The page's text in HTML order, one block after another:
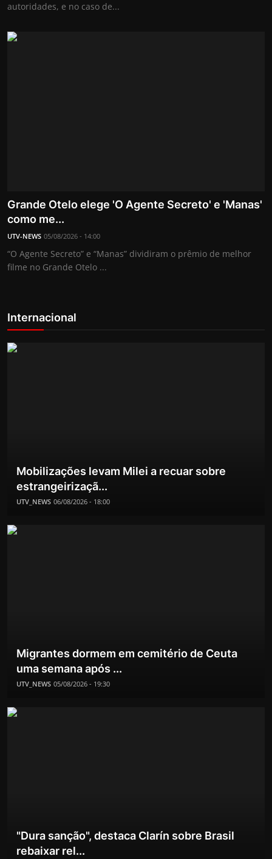
autoridades, e no caso de...
Grande Otelo elege 'O Agente Secreto' e 'Manas'
como me...
UTV-NEWS 05/08/2026 - 14:00
“O Agente Secreto” e “Manas” dividiram o prêmio de melhor
filme no Grande Otelo ...
Internacional
Mobilizações levam Milei a recuar sobre
estrangeirizaçã...
UTV_NEWS 06/08/2026 - 18:00
Migrantes dormem em cemitério de Ceuta
uma semana após ...
UTV_NEWS 05/08/2026 - 19:30
"Dura sanção", destaca Clarín sobre Brasil
rebaixar rel...